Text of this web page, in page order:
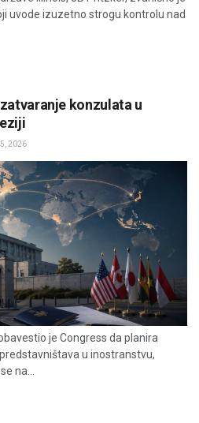
uvode izuzetno strogu kontrolu nad
konzulata u
5, 2026
je Congress da planira
u inostranstvu,
na...